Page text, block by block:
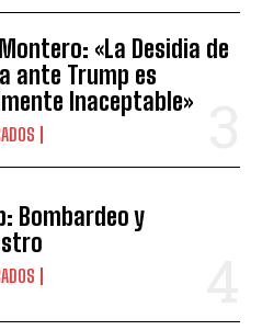
«La Desidia de
ante Trump es
Inaceptable»
Bombardeo y